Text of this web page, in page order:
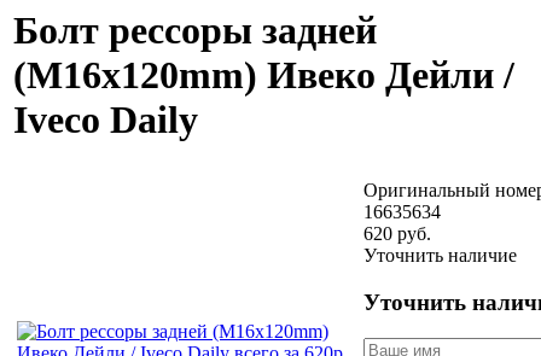
Болт рессоры задней
(М16х120mm) Ивеко Дейли /
Iveco Daily
Оригинальный
16635634
620 руб.
Уточнить наличие
Уточнить